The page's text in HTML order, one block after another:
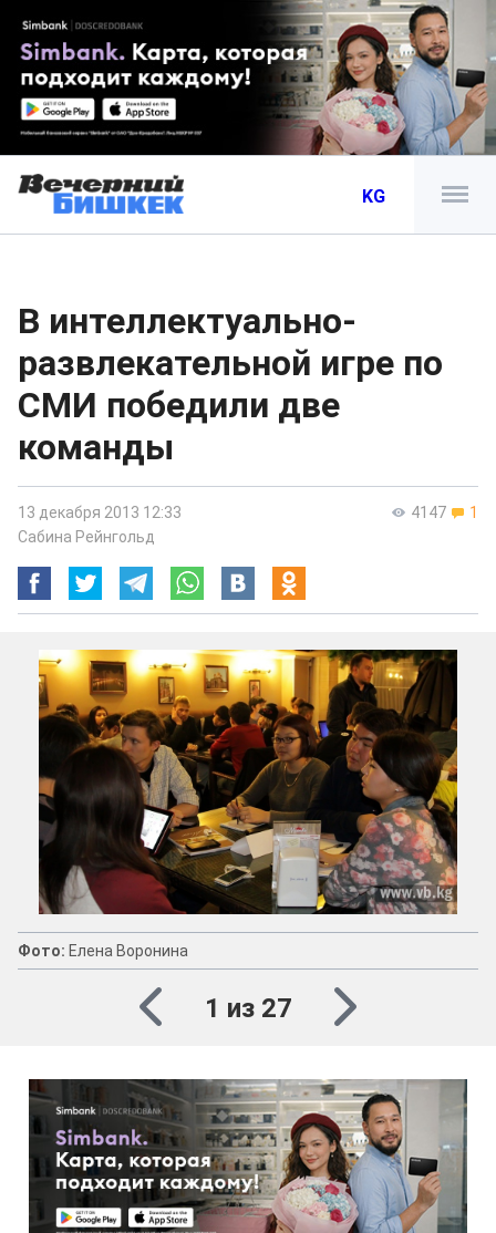
KG
В интеллектуально-
развлекательной игре по
СМИ победили две
команды
4147 1
13 декабря 2013 12:33
Сабина Рейнгольд
Фото: Елена Воронина
1 из 27